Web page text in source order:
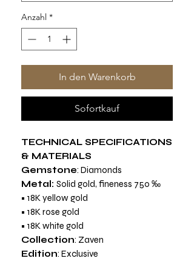
Anzahl *
In den Warenkorb
Sofortkauf
TECHNICAL SPECIFICATIONS
& MATERIALS
Gemstone: Diamonds
Metal: Solid gold, fineness 750 ‰
• 18K yellow gold
• 18K rose gold
• 18K white gold
Collection: Zaven
Edition: Exclusive